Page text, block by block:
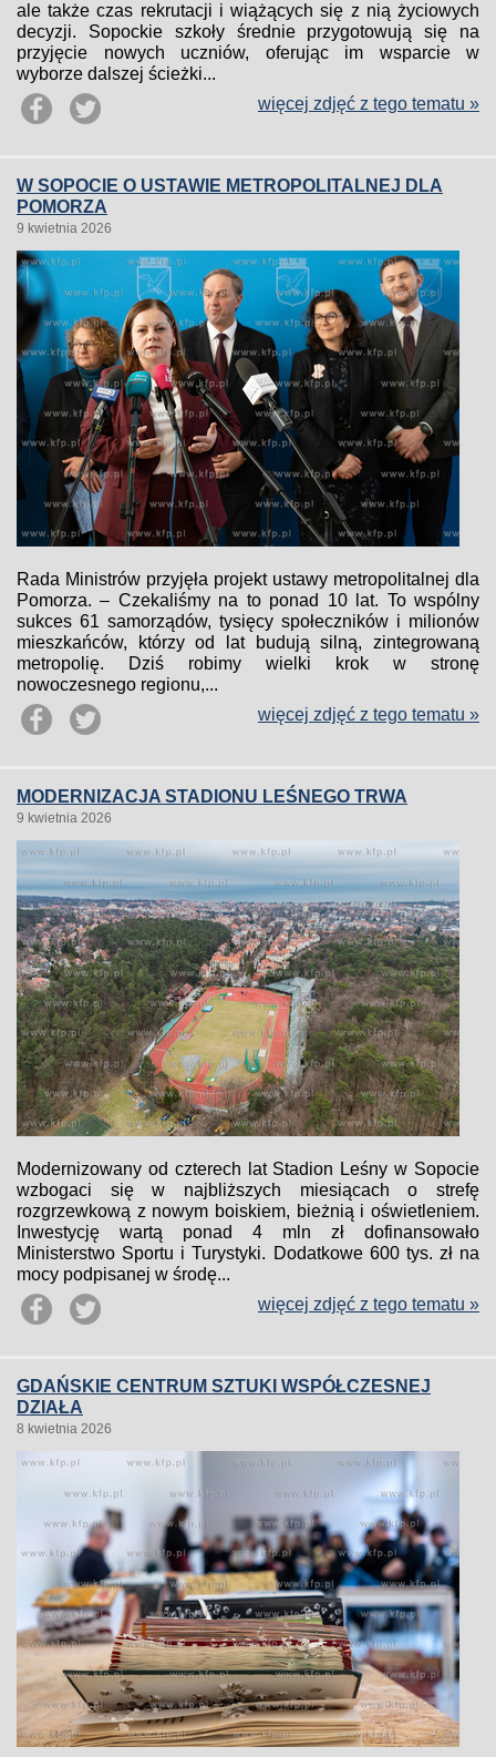
ale także czas rekrutacji i wiążących się z nią życiowych
decyzji. Sopockie szkoły średnie przygotowują się na
przyjęcie nowych uczniów, oferując im wsparcie w
wyborze dalszej ścieżki...
więcej zdjęć z tego tematu »
W SOPOCIE O USTAWIE METROPOLITALNEJ DLA
POMORZA
9 kwietnia 2026
Rada Ministrów przyjęła projekt ustawy metropolitalnej dla
Pomorza. – Czekaliśmy na to ponad 10 lat. To wspólny
sukces 61 samorządów, tysięcy społeczników i milionów
mieszkańców, którzy od lat budują silną, zintegrowaną
metropolię. Dziś robimy wielki krok w stronę
nowoczesnego regionu,...
więcej zdjęć z tego tematu »
MODERNIZACJA STADIONU LEŚNEGO TRWA
9 kwietnia 2026
Modernizowany od czterech lat Stadion Leśny w Sopocie
wzbogaci się w najbliższych miesiącach o strefę
rozgrzewkową z nowym boiskiem, bieżnią i oświetleniem.
Inwestycję wartą ponad 4 mln zł dofinansowało
Ministerstwo Sportu i Turystyki. Dodatkowe 600 tys. zł na
mocy podpisanej w środę...
więcej zdjęć z tego tematu »
GDAŃSKIE CENTRUM SZTUKI WSPÓŁCZESNEJ
DZIAŁA
8 kwietnia 2026